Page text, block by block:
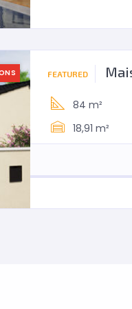
FEATURED
84 m²
18,91 m²